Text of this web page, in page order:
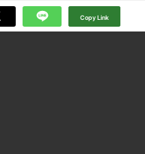
Copy Link